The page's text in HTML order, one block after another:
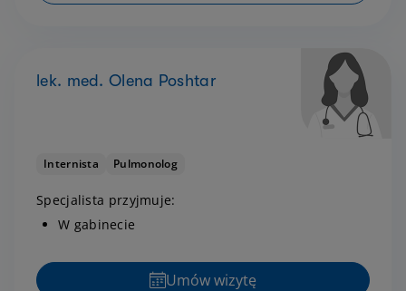
lek. med. Olena Poshtar
Internista Pulmonolog
Specjalista przyjmuje:
W gabinecie
Umów wizytę